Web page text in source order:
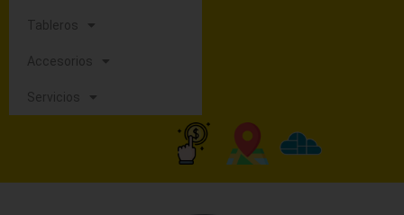
Tableros
Accesorios
Servicios